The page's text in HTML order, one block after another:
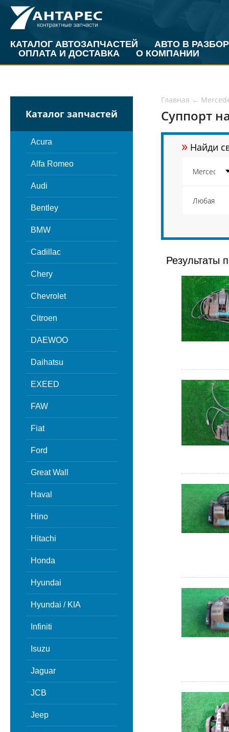
КАТАЛОГ АВТОЗАПЧАСТЕЙ
АВТО В РАЗБОР
ОПЛАТА И ДОСТАВКА
О КОМПАНИИ
Каталог запчастей
Acura
Alfa Romeo
Audi
Bentley
BMW
Cadillac
Chery
Chevrolet
Citroen
DAEWOO
Daihatsu
EXEED
FAW
Fiat
Ford
Great Wall
Haval
Hino
Hitachi
Honda
Hyundai
Hyundai / KIA
Infiniti
Isuzu
Jaguar
JCB
Jeep
Главная ←
Суппорт
» Найди
Результаты